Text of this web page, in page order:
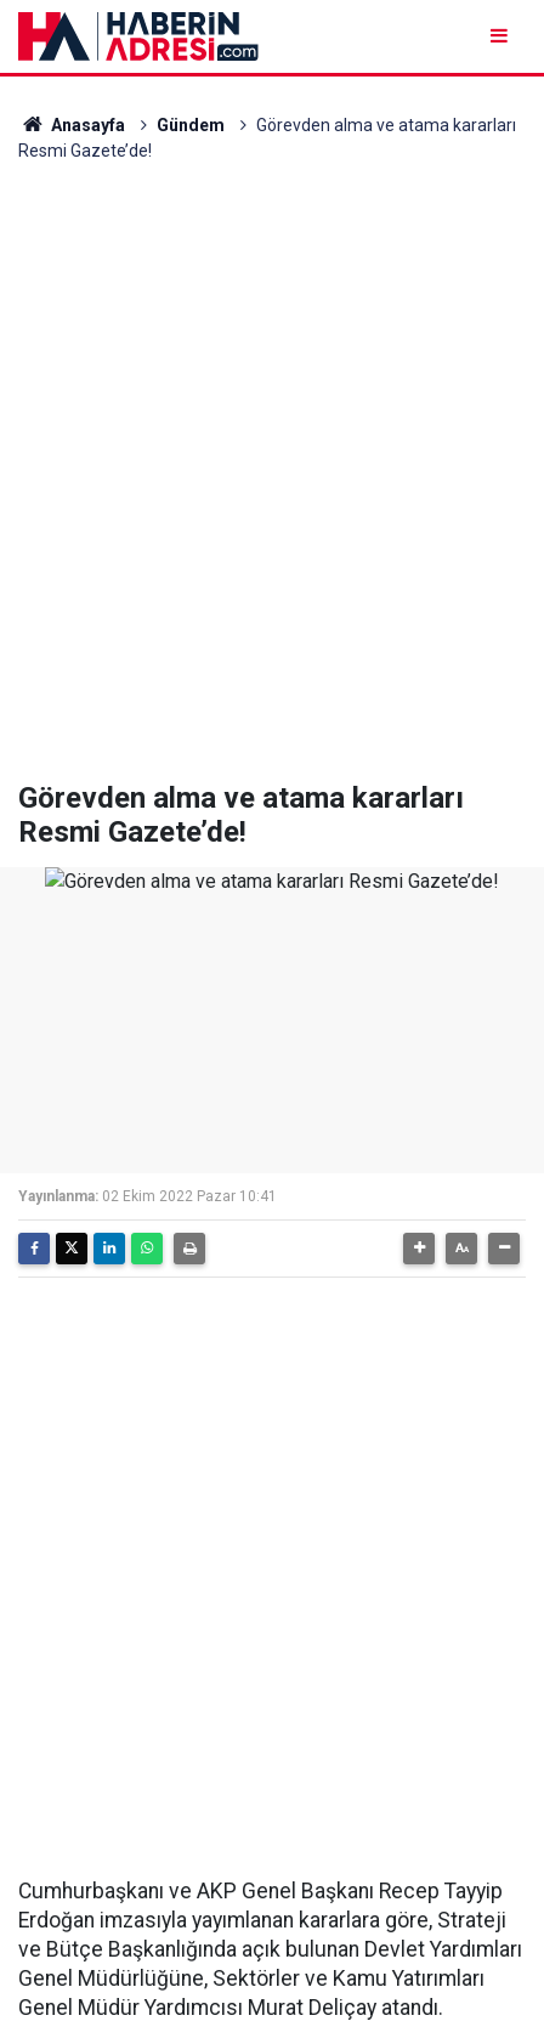
Anasayfa Gündem
Görevden alma ve atama kararları
Resmi Gazete’de!
Görevden alma ve atama kararları
Resmi Gazete’de!
Yayınlanma: 02 Ekim 2022 Pazar 10:41
Cumhurbaşkanı ve AKP Genel Başkanı Recep Tayyip
Erdoğan imzasıyla yayımlanan kararlara göre, Strateji
ve Bütçe Başkanlığında açık bulunan Devlet Yardımları
Genel Müdürlüğüne, Sektörler ve Kamu Yatırımları
Genel Müdür Yardımcısı Murat Deliçay atandı.